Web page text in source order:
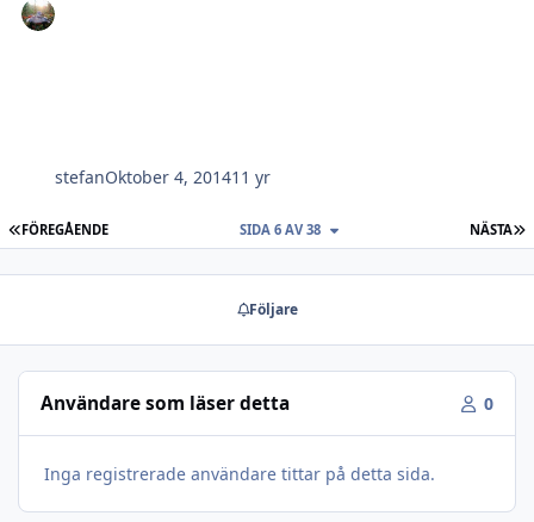
stefanOktober 4, 201411 yr
FÖRSTA SIDAN
FÖREGÅENDE NÄSTA
SIDA 6 AV 38
Följare
Användare som läser detta 0
Inga registrerade användare tittar på detta sida.